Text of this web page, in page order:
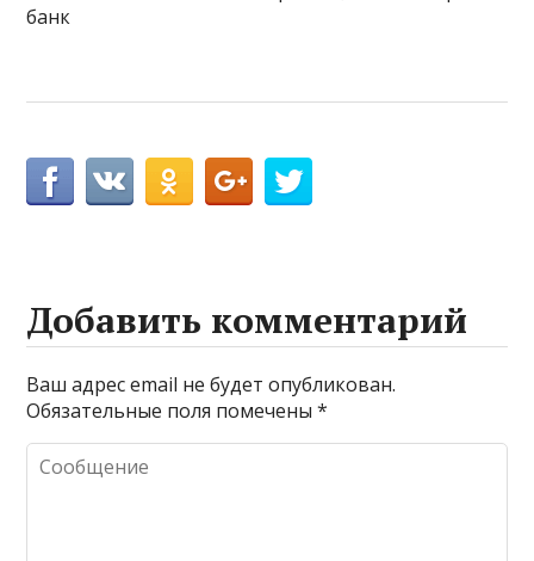
банк
Добавить комментарий
Ваш адрес email не будет опубликован.
Обязательные поля помечены*